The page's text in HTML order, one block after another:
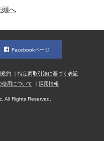
頭へ
Facebookページ
規約
特定商取引法に基づく表記
使用について 採用情報
All Rights Reserved.